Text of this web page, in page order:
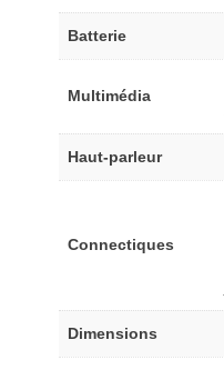
Batterie
Multimédia
Haut-parleur
Connectiques
Dimensions